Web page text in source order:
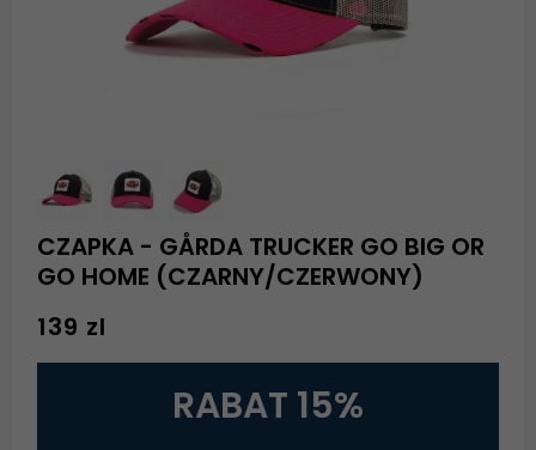
CZAPKA - GÅRDA TRUCKER GO BIG OR
GO HOME (CZARNY/CZERWONY)
139 zl
RABAT 15%